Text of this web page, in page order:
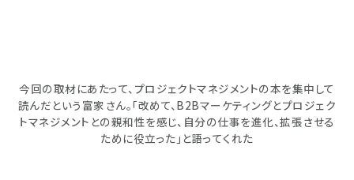
今回の取材にあたって、プロジェクトマネジメントの本を集中して
読んだという富家さん。「改めて、B2Bマーケティングとプロジェク
トマネジメントとの親和性を感じ、自分の仕事を進化、拡張させる
ために役立った」と語ってくれた